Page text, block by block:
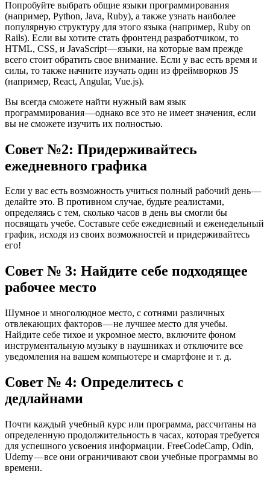
Попробуйте выбрать общие языки программирования
(например, Python, Java, Ruby), а также узнать наиболее
популярную структуру для этого языка (например, Ruby on
Rails). Если вы хотите стать фронтенд разработчиком, то
HTML, CSS, и JavaScript — языки, на которые вам прежде
всего стоит обратить свое внимание. Если у вас есть время и
силы, то также начните изучать один из фреймворков JS
(например, React, Angular, Vue.js).
Вы всегда сможете найти нужный вам язык
программирования — однако все это не имеет значения, если
вы не сможете изучить их полностью.
Совет №2: Придерживайтесь
ежедневного графика
Если у вас есть возможность учиться полный рабочий день —
делайте это. В противном случае, будьте реалистами,
определяясь с тем, сколько часов в день вы смогли бы
посвящать учебе. Составьте себе ежедневный и еженедельный
график, исходя из своих возможностей и придерживайтесь
его!
Совет № 3: Найдите себе подходящее
рабочее место
Шумное и многолюдное место, с сотнями различных
отвлекающих факторов — не лучшее место для учебы.
Найдите себе тихое и укромное место, включите фоном
инструментальную музыку в наушниках и отключите все
уведомления на вашем компьютере и смартфоне и т. д.
Совет № 4: Определитесь с
дедлайнами
Почти каждый учебный курс или программа, рассчитаны на
определенную продолжительность в часах, которая требуется
для успешного усвоения информации. FreeCodeCamp, Odin,
Udemy — все они ограничивают свои учебные программы во
времени.